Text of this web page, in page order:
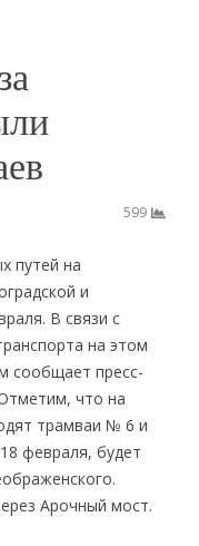
599
путей на
и
В связи с
на этом
сообщает пресс-
что на
трамваи № 6 и
февраля, будет
Арочный мост.